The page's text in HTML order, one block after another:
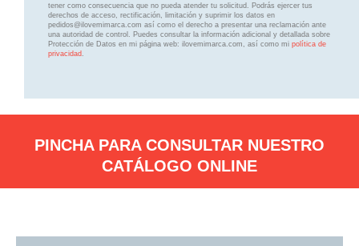
tener como consecuencia que no pueda atender tu solicitud. Podrás ejercer tus
derechos de acceso, rectificación, limitación y suprimir los datos en
pedidos@ilovemimarca.com así como el derecho a presentar una reclamación ante
una autoridad de control. Puedes consultar la información adicional y detallada sobre
Protección de Datos en mi página web: ilovemimarca.com, así como mi política de
privacidad
PINCHA PARA CONSULTAR NUESTRO
CATÁLOGO ONLINE